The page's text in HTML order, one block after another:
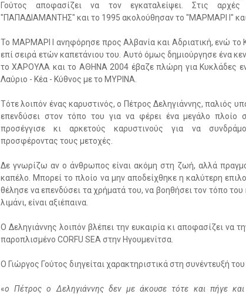
Γούτος αποφασίζει να τον εγκαταλείψει. Στις
"ΠΑΠΑΔΙΑΜΑΝΤΗΣ" και το 1995 ακολούθησαν το "ΜΑΡΜΑΡΙ Ι"
Το ΜΑΡΜΑΡΙ Ι ανηφόρησε προς Αλβανία και Αδριατική, ενώ
επί σειρά ετών καπετάνιου του. Αυτό όμως δημιούργησε ένα
το ΧΑΡΟΥΛΑ και το ΑΘΗΝΑ 2004 έβαζε πλώρη για Κυκλάδες
Λαύριο - Κέα - Κύθνος με το ΜΥΡΙΝΑ.
Τότε λοιπόν ένας καρυστινός, ο Πέτρος Δεληγιάννης, παλιός
επενδύσει στον τόπο του για να φέρει ένα μεγάλο
προσέγγισε κι αρκετούς καρυστινούς για να
προσφέροντας τους μετοχές.
Δε γνωρίζω αν ο άνθρωπος είναι ακόμη στη ζωή, αλλά
καπέλο. Μπορεί το πλοίο να μην αποδείχθηκε η καλύτερη
θέλησε να επενδύσει τα χρήματά του, να βοηθήσει τον τόπο του
λιμάνι, είναι αξιέπαινα.
Ο Δεληγιάννης λοιπόν βλέπει την ευκαιρία κι αποφασίζει να
παροπλισμένο CORFU SEA στην Ηγουμενίτσα.
Ο Γιώργος Γούτος διηγείται χαρακτηριστικά στη συνέντευξή
«ο Πέτρος ο Δεληγιάννης δεν με άκουσε τότε και πήγε